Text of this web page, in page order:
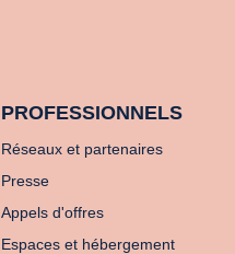
PROFESSIONNELS
Réseaux et partenaires
Presse
Appels d'offres
Espaces et hébergement